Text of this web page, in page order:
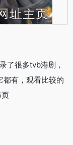
了很多tvb港剧，
都有，观看比较的